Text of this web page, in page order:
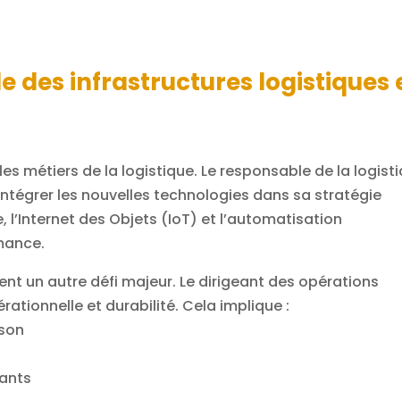
des infrastructures logistiques
métiers de la logistique. Le responsable de la
les nouvelles technologies dans sa stratégie
l’Internet des Objets (IoT) et l’automatisation
un autre défi majeur. Le dirigeant des opérations
et durabilité. Cela implique :